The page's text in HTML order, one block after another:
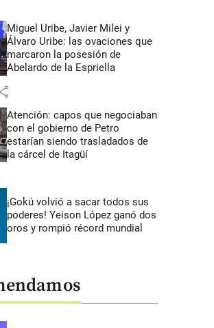
Miguel Uribe, Javier Milei y
Álvaro Uribe: las ovaciones que
marcaron la posesión de
Abelardo de la Espriella
Atención: capos que negociaban
con el gobierno de Petro
estarían siendo trasladados de
la cárcel de Itagüí
¡Gokú volvió a sacar todos sus
poderes! Yeison López ganó dos
oros y rompió récord mundial